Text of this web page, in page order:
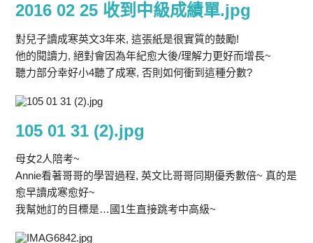
2016 02 25 收到中級成績單.jpg
對兒子讀成寒英文3年來, 這張紙是很實質的鼓勵!
他的閱讀力, 絕對會因為年紀愈大後/理解力更好而增長~
聽力部分幸好小4聽了成寒, 否則如何衝到這種分數?
105 01 31 (2).jpg
母女2人陪考~
Annie看著哥哥的學習過程, 英文比哥哥同期優秀數倍~ 真的是
愈早讀成寒愈好~
我幫她訂的目標是…國1生直接跳考中高級~